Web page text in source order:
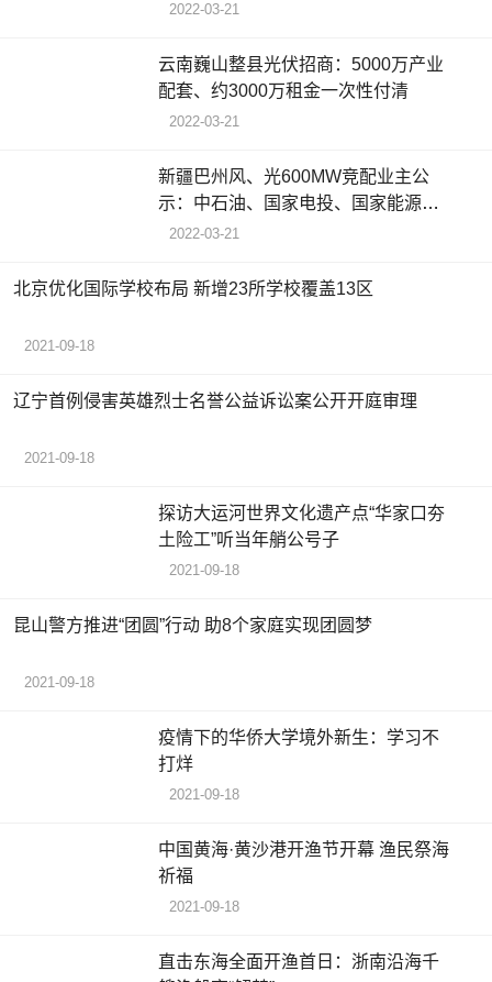
2022-03-21
云南巍山整县光伏招商：5000万产业
配套、约3000万租金一次性付清
2022-03-21
新疆巴州风、光600MW竞配业主公
示：中石油、国家电投、国家能源集
团拟中标
2022-03-21
北京优化国际学校布局 新增23所学校覆盖13区
2021-09-18
辽宁首例侵害英雄烈士名誉公益诉讼案公开开庭审理
2021-09-18
探访大运河世界文化遗产点“华家口夯
土险工”听当年艄公号子
2021-09-18
昆山警方推进“团圆”行动 助8个家庭实现团圆梦
2021-09-18
疫情下的华侨大学境外新生：学习不
打烊
2021-09-18
中国黄海·黄沙港开渔节开幕 渔民祭海
祈福
2021-09-18
直击东海全面开渔首日：浙南沿海千